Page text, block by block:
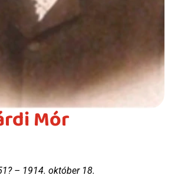
Mór
– 1914. október 18.